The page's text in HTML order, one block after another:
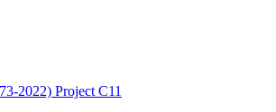
2022) Project C11